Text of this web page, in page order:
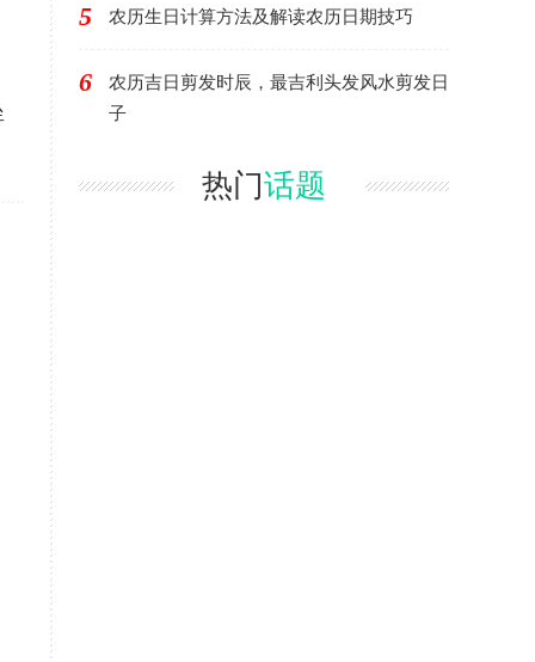
5 农历生日计算方法及解读农历日期技巧
6
农历吉日剪发时辰，最吉利头发风水剪发日
子
热门话题